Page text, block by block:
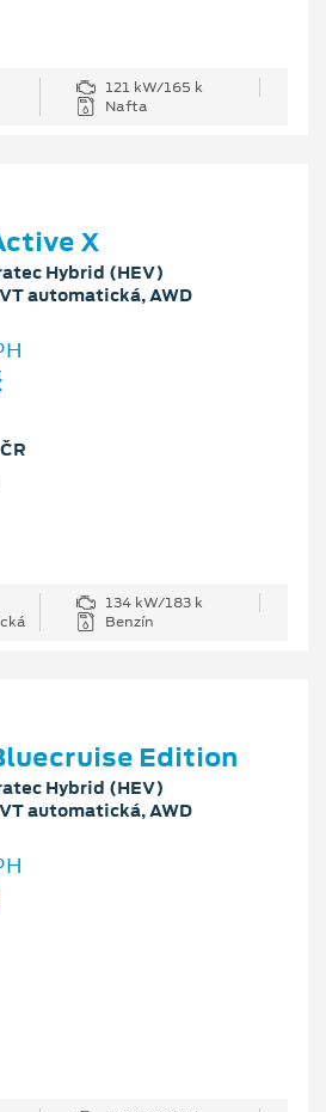
121 kW/165 k
Nafta
X
Hybrid (HEV)
automatická, AWD
134 kW/183 k
Benzín
Edition
Hybrid (HEV)
automatická, AWD